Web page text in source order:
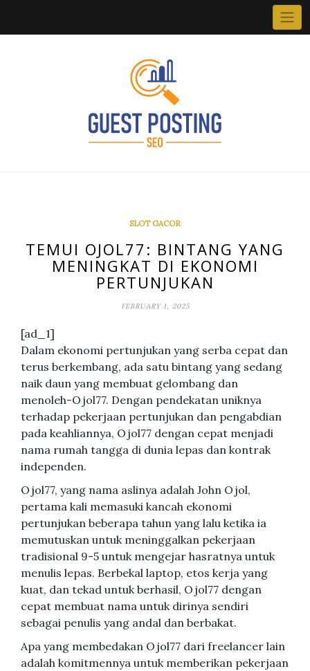
SLOT GACOR
TEMUI OJOL77: BINTANG YANG
MENINGKAT DI EKONOMI
PERTUNJUKAN
FEBRUARY 1, 2025
[ad_1]
Dalam ekonomi pertunjukan yang serba cepat dan
terus berkembang, ada satu bintang yang sedang
naik daun yang membuat gelombang dan
menoleh-Ojol77. Dengan pendekatan uniknya
terhadap pekerjaan pertunjukan dan pengabdian
pada keahliannya, Ojol77 dengan cepat menjadi
nama rumah tangga di dunia lepas dan kontrak
independen.
Ojol77, yang nama aslinya adalah John Ojol,
pertama kali memasuki kancah ekonomi
pertunjukan beberapa tahun yang lalu ketika ia
memutuskan untuk meninggalkan pekerjaan
tradisional 9-5 untuk mengejar hasratnya untuk
menulis lepas. Berbekal laptop, etos kerja yang
kuat, dan tekad untuk berhasil, Ojol77 dengan
cepat membuat nama untuk dirinya sendiri
sebagai penulis yang andal dan berbakat.
Apa yang membedakan Ojol77 dari freelancer lain
adalah komitmennya untuk memberikan pekerjaan